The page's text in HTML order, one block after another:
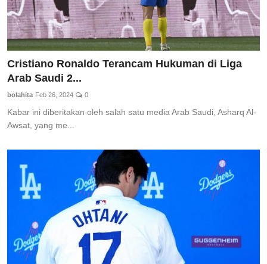
Cristiano Ronaldo Terancam Hukuman di Liga
Arab Saudi 2...
bolahita Feb 26, 2024 0
Kabar ini diberitakan oleh salah satu media Arab Saudi, Asharq Al-
Awsat, yang me...